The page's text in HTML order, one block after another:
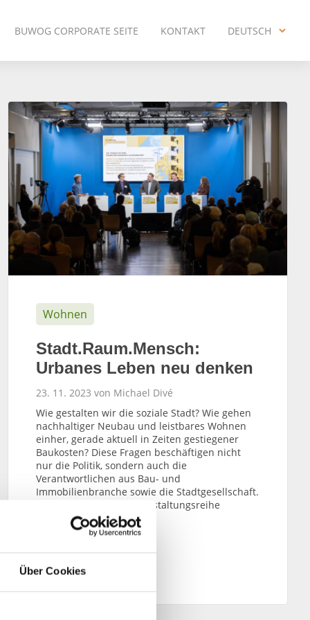
Über Cookies
BUWOG CORPORATE SEITE KONTAKT DEUTSCH
DEUTSCH
Wohnen
Stadt.Raum.Mensch:
Urbanes Leben neu denken
23. 11. 2023 von Michael Divé
Wie gestalten wir die soziale Stadt? Wie gehen
nachhaltiger Neubau und leistbares Wohnen
einher, gerade aktuell in Zeiten gestiegener
Baukosten? Diese Fragen beschäftigen nicht
nur die Politik, sondern auch die
Verantwortlichen aus Bau- und
Immobilienbranche sowie die Stadtgesellschaft.
Lösungen zeigt die Veranstaltungsreihe
Stadt.Raum.Mensch auf.
WEITERLESEN